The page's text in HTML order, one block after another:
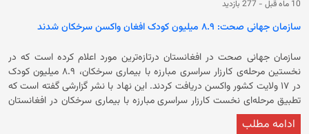
10 ماه قبل - 277 بازدید
سازمان جهانی صحت: ۸.۹ میلیون کودک افغان واکسن سرخکان شدند
سازمان جهانی صحت در افغانستان درتازه‌ترین مورد اعلام کرده است که در
نخستین مرحله‌ی کارزار سراسری مبارزه با بیماری سرخکان، ۸.۹ میلیون کودک
در ۱۷ ولایت کشور واکسن دریافت کردند. اين نهاد با نشر گزارشی گفته است که
تطبیق مرحله‌ای نخست کارزار سراسری مبارزه با بیماری سرخکان در افغانستان
ادامه مطلب